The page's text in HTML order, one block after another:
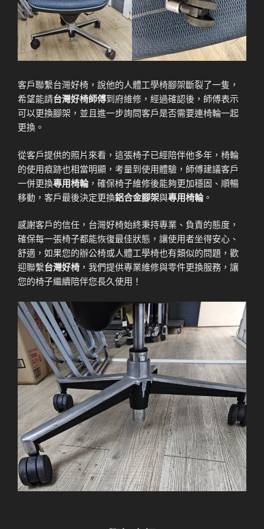
客戶聯繫台灣好椅，說他的人體工學椅腳架斷裂了一隻，
希望能請台灣好椅師傅到府維修，經過確認後，師傅表示
可以更換腳架，並且進一步詢問客戶是否需要連椅輪一起
更換。
從客戶提供的照片來看，這張椅子已經陪伴他多年，椅輪
的使用痕跡也相當明顯，考量到使用體驗，師傅建議客戶
一併更換專用椅輪，確保椅子維修後能夠更加穩固、順暢
移動，客戶最後決定更換鋁合金腳架與專用椅輪。
感謝客戶的信任，台灣好椅始終秉持專業、負責的態度，
確保每一張椅子都能恢復最佳狀態，讓使用者坐得安心、
舒適，如果您的辦公椅或人體工學椅也有類似的問題，歡
迎聯繫台灣好椅 ，我們提供專業維修與零件更換服務，讓
您的椅子繼續陪伴您長久使用！